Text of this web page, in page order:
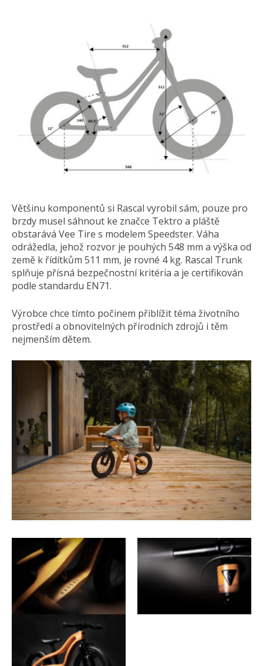
Většinu komponentů si Rascal vyrobil sám, pouze pro
brzdy musel sáhnout ke značce Tektro a pláště
obstarává Vee Tire s modelem Speedster. Váha
odrážedla, jehož rozvor je pouhých 548 mm a výška od
země k řídítkům 511 mm, je rovné 4 kg. Rascal Trunk
splňuje přísná bezpečnostní kritéria a je certifikován
podle standardu EN71.
Výrobce chce tímto počinem přiblížit téma životního
prostředí a obnovitelných přírodních zdrojů i těm
nejmenším dětem.